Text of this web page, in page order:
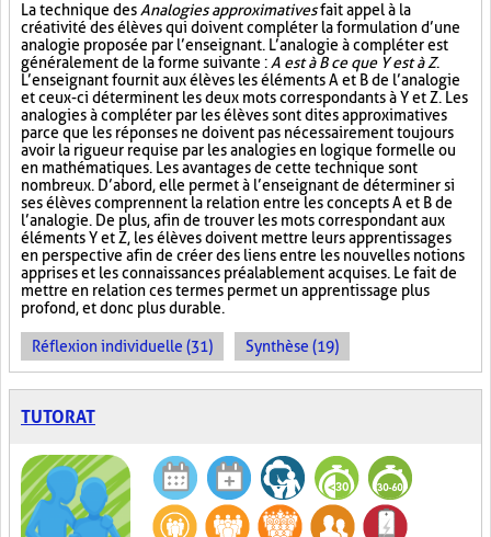
La technique des Analogies approximativesfait appel à la
créativité des élèves qui doivent compléter la formulation d’une
analogie proposée par l’enseignant. L’analogie à compléter est
généralement de la forme suivante : A est à B ce que Y est à Z.
L’enseignant fournit aux élèves les éléments A et B de l’analogie
et ceux-ci déterminent les deux mots correspondants à Y et Z. Les
analogies à compléter par les élèves sont dites approximatives
parce que les réponses ne doivent pas nécessairement toujours
avoir la rigueur requise par les analogies en logique formelle ou
en mathématiques. Les avantages de cette technique sont
nombreux. D’abord, elle permet à l’enseignant de déterminer si
ses élèves comprennent la relation entre les concepts A et B de
l’analogie. De plus, afin de trouver les mots correspondant aux
éléments Y et Z, les élèves doivent mettre leurs apprentissages
en perspective afin de créer des liens entre les nouvelles notions
apprises et les connaissances préalablement acquises. Le fait de
mettre en relation ces termes permet un apprentissage plus
profond, et donc plus durable.
Réflexion individuelle (31) Synthèse (19)
TUTORAT